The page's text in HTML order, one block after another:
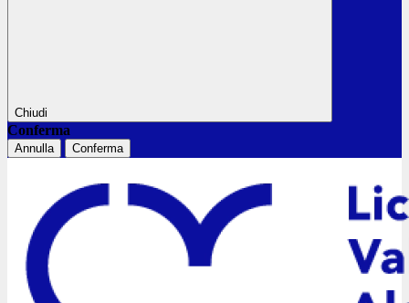
Chiudi
Conferma
Annulla Conferma